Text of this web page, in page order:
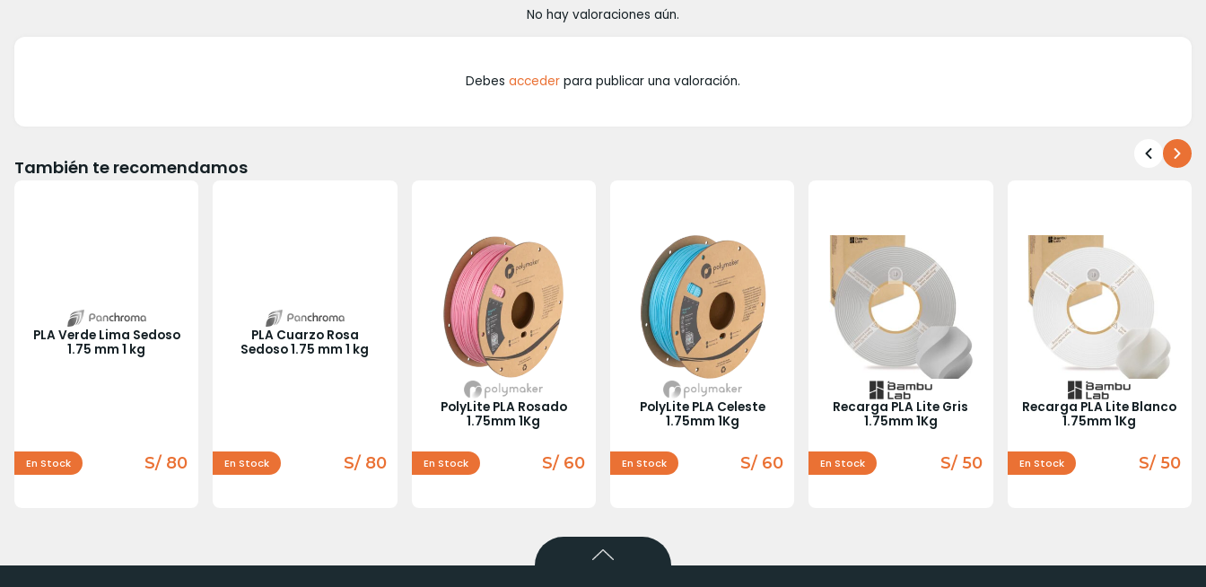
No hay valoraciones aún.
Debes acceder para publicar una valoración.
También te recomendamos
PLA Verde Lima Sedoso
1.75 mm 1 kg
En Stock S/ 80
PLA Cuarzo Rosa
Sedoso 1.75 mm 1 kg
En Stock S/ 80
PolyLite PLA Rosado
1.75mm 1Kg
En Stock S/ 60
PolyLite PLA Celeste
1.75mm 1Kg
En Stock S/ 60
Recarga PLA Lite Gris
1.75mm 1Kg
En Stock S/ 50
Recarga PLA Lite Blanco
1.75mm 1Kg
En Stock S/ 50